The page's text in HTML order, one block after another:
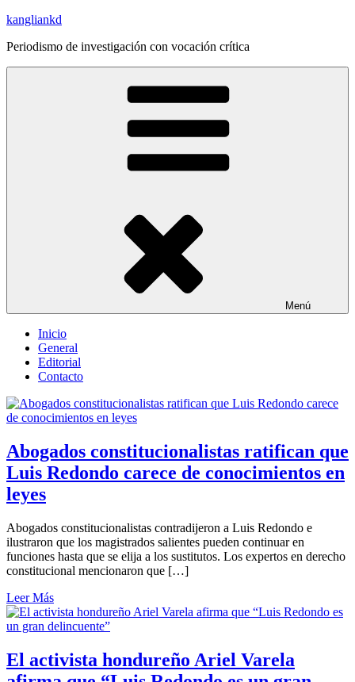
Saltar
contenido
kangliankd
Periodismo de investigación con vocación crítica
Menú
Inicio
General
Editorial
Contacto
Abogados constitucionalistas ratifican que
Luis Redondo carece de conocimientos en
leyes
Abogados constitucionalistas contradijeron a Luis Redondo e
ilustraron que los magistrados salientes pueden continuar en
funciones hasta que se elija a los sustitutos. Los expertos en derecho
constitucional mencionaron que […]
Leer Más
El activista hondureño Ariel Varela